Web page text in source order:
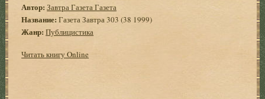
Автор: Завтра Газета Газета
Название: Газета Завтра 303 (38 1999)
Жанр: Публицистика
Читать книгу Online